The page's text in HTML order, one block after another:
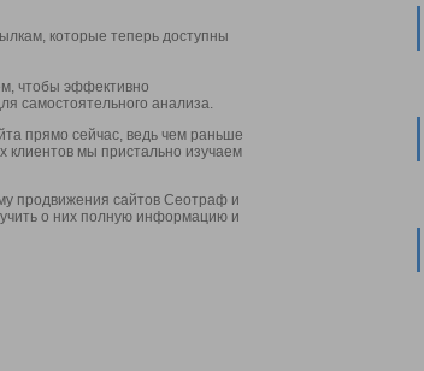
которые теперь доступны
чтобы эффективно
самостоятельного анализа.
прямо сейчас, ведь чем раньше
клиентов мы пристально изучаем
продвижения сайтов Сеотраф и
о них полную информацию и